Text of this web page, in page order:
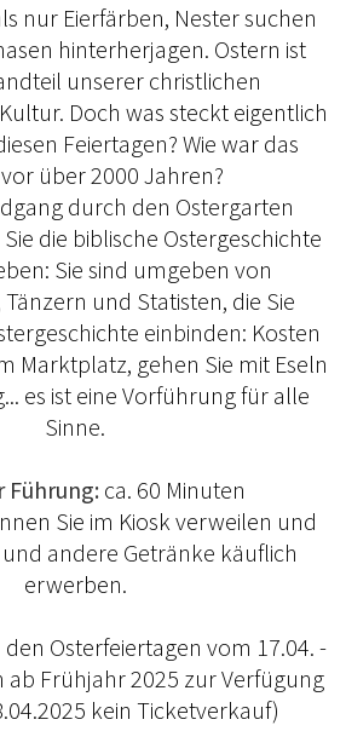
nur Eierfärben, Nester suchen
hinterherjagen. Ostern ist
unserer christlichen
Doch was steckt eigentlich
Feiertagen? Wie war das
über 2000 Jahren?
durch den Ostergarten
die biblische Ostergeschichte
Sie sind umgeben von
und Statisten, die Sie
einbinden: Kosten
Marktplatz, gehen Sie mit Eseln
es ist eine Vorführung für alle
Sinne.
Führung:ca. 60 Minuten
Sie im Kiosk verweilen und
andere Getränke käuflich
erwerben.
Osterfeiertagen vom 17.04. -
ab Frühjahr 2025 zur Verfügung
kein Ticketverkauf)